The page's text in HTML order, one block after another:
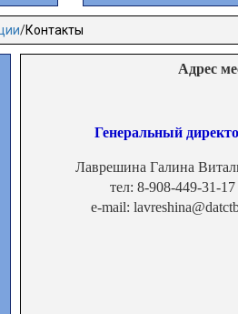
Контакты
Адрес
Генеральный
Лаврешина Галина
тел: 8-908-449-31-17
e-mail: